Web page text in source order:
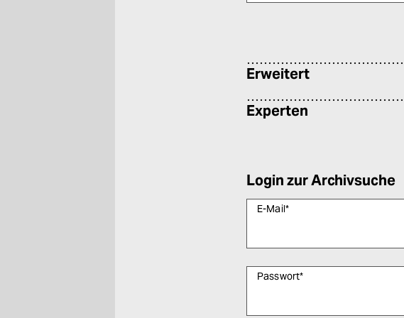
Erweitert
Experten
Login zur Archivsuche
E-Mail*
Passwort*